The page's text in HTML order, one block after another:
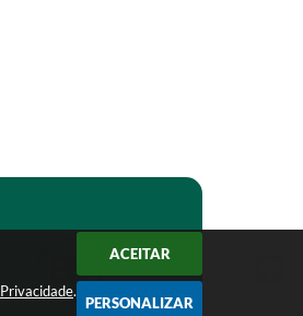
Privacidade.
ACEITAR
PERSONALIZAR